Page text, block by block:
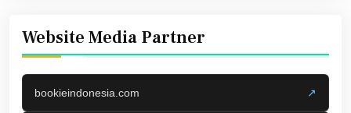
Website Media Partner
bookieindonesia.com ↗